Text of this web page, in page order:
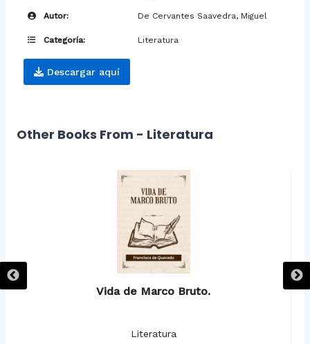
Autor: De Cervantes Saavedra, Miguel
Categoría: Literatura
Descargar aquí
Other Books From - Literatura
Vida de Marco Bruto.
Literatura